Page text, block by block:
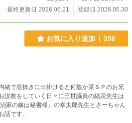
最終更新日 2026.06.21
登録日 2026.05.30
お気に入り追加 356
緒で息抜きに出掛けると何故か某ＳＰのお兄
説教をしていく日々に三世議員の結花先生は
家の嫁は秘書様』の幸太郎先生とさーちゃん
話です。